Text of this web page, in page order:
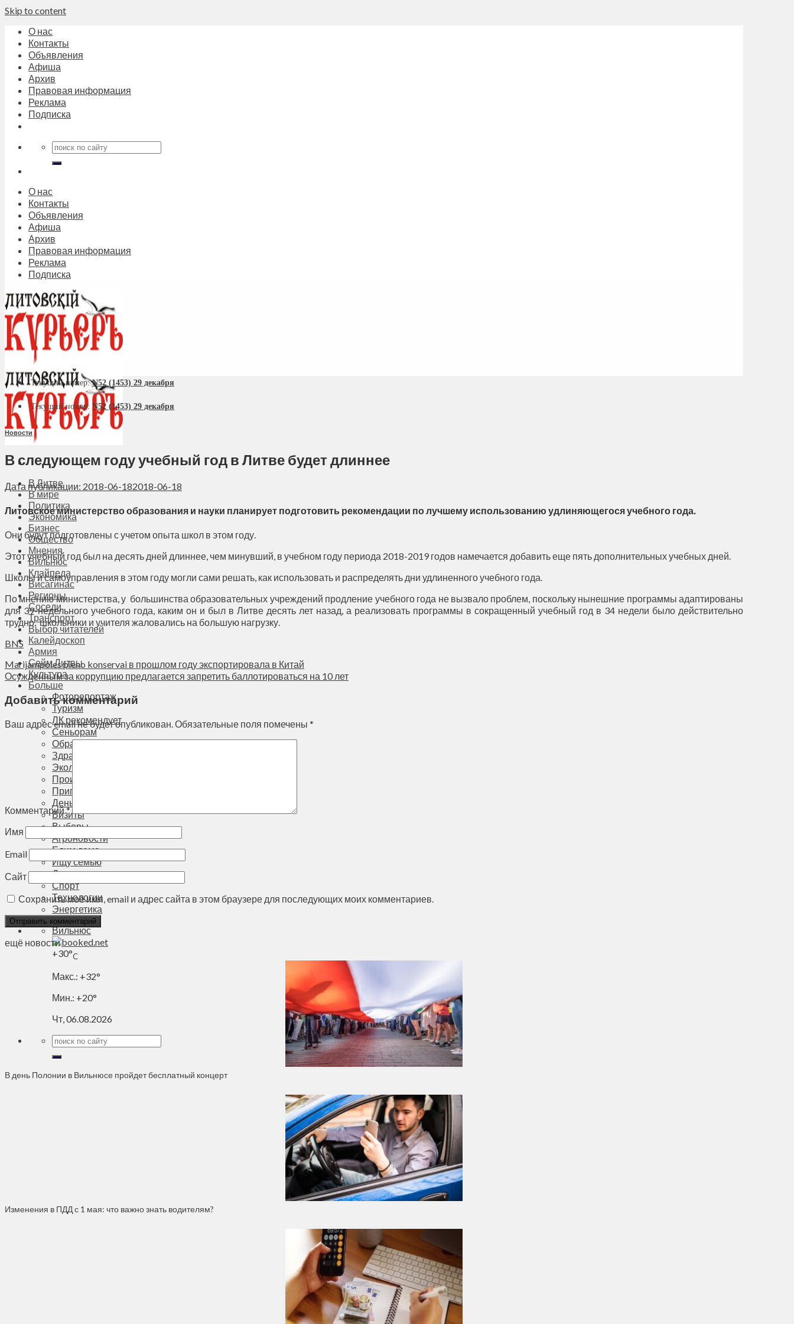
Skip to content
О нас
Контакты
Объявления
Афиша
Архив
Правовая информация
Реклама
Подписка
О нас
Контакты
Объявления
Афиша
Архив
Правовая информация
Реклама
Подписка
В Литве
В мире
Политика
Экономика
Бизнес
Общество
Мнения
Вильнюс
Клайпеда
Висагинас
Регионы
Соседи
Транспорт
Выбор читателей
Калейдоскоп
Армия
Сейм Литвы
Культура
Больше
Фоторепортаж
Туризм
ЛК рекомендует
Сеньорам
Образование
Здравоохранение
Экология
Происшествия
Приграничье
Деньги
Визиты
Выборы
Агроновости
Едим дома
Ищу семью
Духовное пространство
Спорт
Технологии
Энергетика
Вильнюс
+30°C
Макс.: +32°
Мин.: +20°
Чт, 06.08.2026
Текущий номер:N52 (1453) 29 декабря
Текущий номер: N52 (1453) 29 декабря
Новости
В следующем году учебный год в Литве будет длиннее
Дата публикации: 2018-06-182018-06-18
Литовское министерство образования и науки планирует подготовить рекомендации по лучшему использованию удлиняющегося учебного года.
Они будут подготовлены с учетом опыта школ в этом году.
Этот учебный год был на десять дней длиннее, чем минувший, в учебном году периода 2018-2019 годов намечается добавить еще пять дополнительных учебных дней.
Школы и самоуправления в этом году могли сами решать, как использовать и распределять дни удлиненного учебного года.
По мнению министерства, у большинства образовательных учреждений продление учебного года не вызвало проблем, поскольку нынешние программы адаптированы
для 39-недельного учебного года, каким он и был в Литве десять лет назад, а реализовать программы в сокращенный учебный год в 34 недели было действительно
трудно, школьники и учителя жаловались на большую нагрузку.
BNS
Marijampoles pieno konservai в прошлом году экспортировала в Китай
Осужденным за коррупцию предлагается запретить баллотироваться на 10 лет
Добавить комментарий
Ваш адрес email не будет опубликован.Обязательные поля помечены *
Комментарий*
Имя
Email
Сайт
Сохранить моё имя, email и адрес сайта в этом браузере для последующих моих комментариев.
ещё новости
В день Полонии в Вильнюсе пройдет бесплатный концерт
Изменения в ПДД с 1 мая: что важно знать водителям?